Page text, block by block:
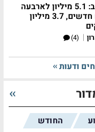
בורוכוב: 5.1 מיליון לארבעה
חדרים חדשים, 3.7 מיליון
|
(4)
ודעות
החודש